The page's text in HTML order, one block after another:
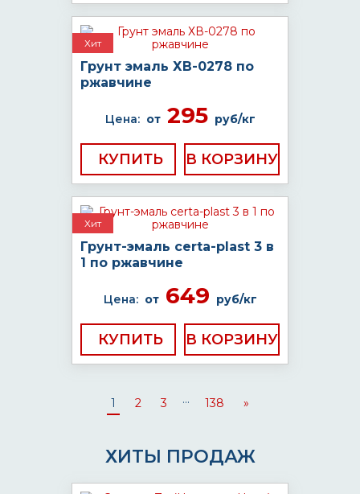
Хит
Грунт эмаль ХВ-0278 по
ржавчине
Цена: от295 руб/кг
КУПИТЬ
Хит
Грунт-эмаль certa-plast 3 в
1 по ржавчине
Цена: от649 руб/кг
КУПИТЬ
1 2 3 ... 138 »
ХИТЫ ПРОДАЖ